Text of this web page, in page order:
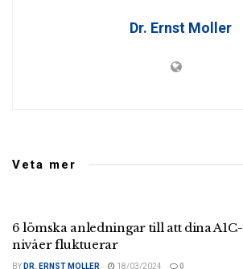
Dr. Ernst Moller
Veta mer
6 lömska anledningar till att dina A1C-
nivåer fluktuerar
BY DR. ERNST MOLLER 18/03/2024 0